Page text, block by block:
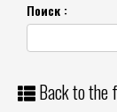
Поиск :
Back to the